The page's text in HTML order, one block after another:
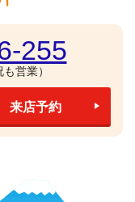
255
営業）
来店予約